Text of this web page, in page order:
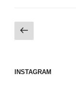
投
稿
ペ
前
の
ジ
INSTAGRAM